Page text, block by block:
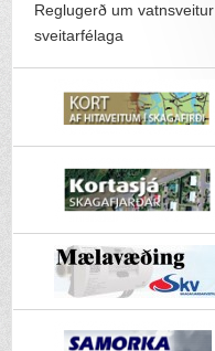
Reglugerð um vatnsveitur
sveitarfélaga